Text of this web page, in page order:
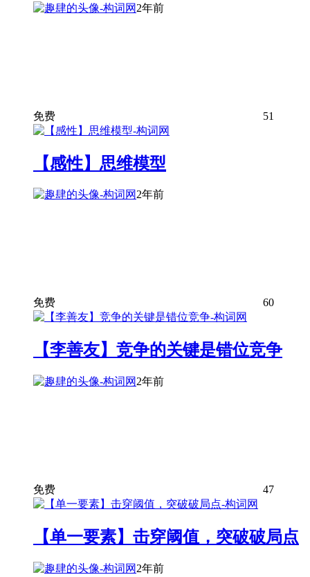
2年前
免费 51
【感性】思维模型
2年前
免费 60
【李善友】竞争的关键是错位竞争
2年前
免费 47
【单一要素】击穿阈值，突破破局点
2年前